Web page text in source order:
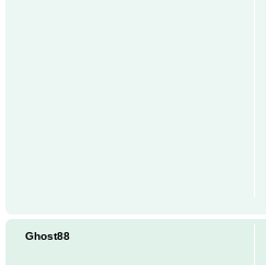
Ghost88